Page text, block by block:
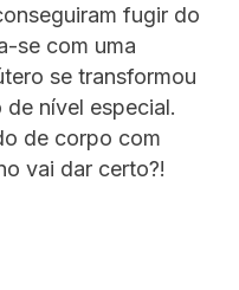
fugir do
se com uma
se transformou
nível especial.
de corpo com
vai dar certo?!